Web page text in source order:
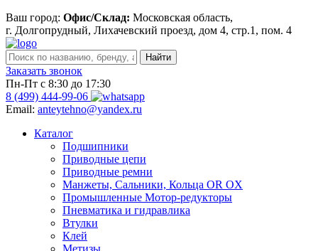
Ваш город: Офис/Склад: Московская область,
г. Долгопрудный, Лихачевский проезд, дом 4, стр.1, пом. 4
Заказать звонок
Пн-Пт с 8:30 до 17:30
8 (499) 444-99-06
Email: anteytehno@yandex.ru
Каталог
Подшипники
Приводные цепи
Приводные ремни
Манжеты, Сальники, Кольца OR OX
Промышленные Мотор-редукторы
Пневматика и гидравлика
Втулки
Клей
Метизы